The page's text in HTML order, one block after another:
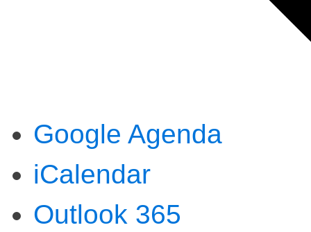
Google Agenda
iCalendar
Outlook 365